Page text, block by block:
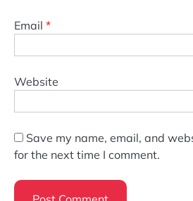
Email *
Website
Save my name, email, and
for the next time I comment.